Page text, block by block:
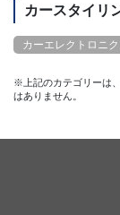
カースタイリ
カーエレクトロニク
※上記のカテゴリーは
はありません。